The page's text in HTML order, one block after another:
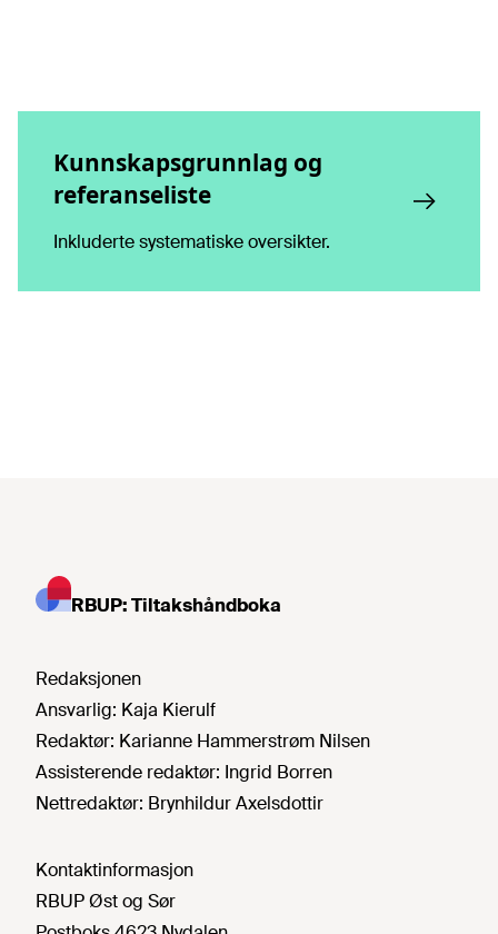
Kunnskapsgrunnlag og
referanseliste
Inkluderte systematiske oversikter.
RBUP: Tiltakshåndboka
Redaksjonen
Ansvarlig: Kaja Kierulf
Redaktør: Karianne Hammerstrøm Nilsen
Assisterende redaktør: Ingrid Borren
Nettredaktør: Brynhildur Axelsdottir
Kontaktinformasjon
RBUP Øst og Sør